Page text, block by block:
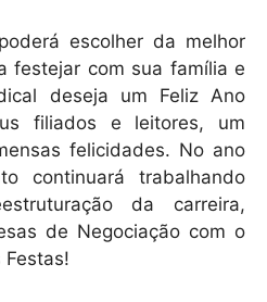
escolher da melhor
festejar com sua família e
deseja um Feliz Ano
filiados e leitores, um
felicidades. No ano
continuará trabalhando
da carreira,
de Negociação com o
Festas!